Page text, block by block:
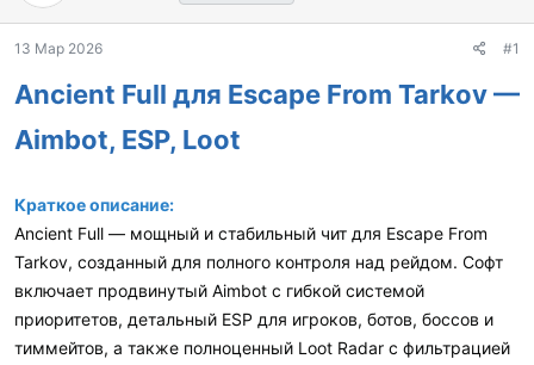
13 Мар 2026 #1
Ancient Full для Escape From Tarkov —
Aimbot, ESP, Loot
Краткое описание:
Ancient Full — мощный и стабильный чит для Escape From
Tarkov, созданный для полного контроля над рейдом. Софт
включает продвинутый Aimbot с гибкой системой
приоритетов, детальный ESP для игроков, ботов, боссов и
тиммейтов, а также полноценный Loot Radar с фильтрацией